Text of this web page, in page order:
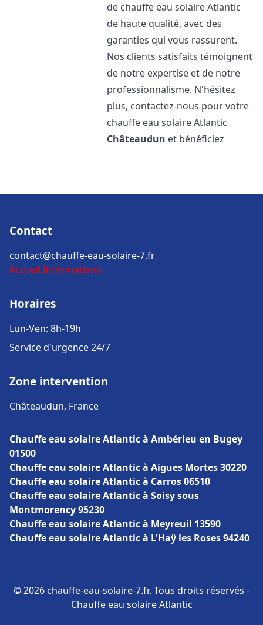
de chauffe eau solaire Atlantic
de haute qualité, avec des
garanties qui vous rassurent.
Nos clients satisfaits témoignent
de notre expertise et de notre
professionnalisme. N'hésitez
plus, contactez-nous pour votre
chauffe eau solaire Atlantic
Châteaudun et bénéficiez
Contact
contact@chauffe-eau-solaire-7.fr
Accueil Informations
Horaires
Lun-Ven: 8h-19h
Service d'urgence 24/7
Zone intervention
Châteaudun, France
Chauffe eau solaire Atlantic à Ambérieu en Bugey
01500
Chauffe eau solaire Atlantic à Aigues Mortes 30220
Chauffe eau solaire Atlantic à Carros 06510
Chauffe eau solaire Atlantic à Soisy sous
Montmorency 95230
Chauffe eau solaire Atlantic à Meyreuil 13590
Chauffe eau solaire Atlantic à L'Haÿ les Roses 94240
© 2026 chauffe-eau-solaire-7.fr. Tous droits réservés -
Chauffe eau solaire Atlantic